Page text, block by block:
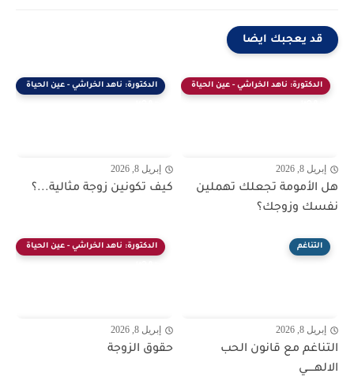
قد يعجبك ايضا
الدكتورة: ناهد الخراشي - عين الحياة
إبريل 8, 2026
هل الأمومة تجعلك تهملين
نفسك وزوجك؟
الدكتورة: ناهد الخراشي - عين الحياة
إبريل 8, 2026
كيف تكونين زوجة مثالية...؟
التناغم
إبريل 8, 2026
التناغم مع قانون الحب
الالهـــــي
الدكتورة: ناهد الخراشي - عين الحياة
إبريل 8, 2026
حقوق الزوجة